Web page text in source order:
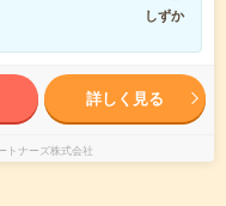
しずか
詳しく見る
トナーズ株式会社